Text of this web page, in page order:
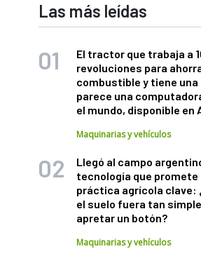
Las más leídas
El tractor que trabaja a
revoluciones para
combustible y tiene una
parece una
el mundo, disponible en
Maquinarias y vehículos
Llegó al campo
tecnología que promete
práctica agrícola clave:
el suelo fuera tan
apretar un botón?
Maquinarias y vehículos